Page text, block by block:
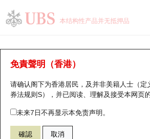
本结构性产品并无抵押品
免責聲明（香港）
请确认阁下为香港居民，及并非美籍人士（定
券法规则S），并已阅读、理解及接受本网页
未来7日不再显示本免责声明。
確認 取消
牛熊证分析仪
表现 街货统计 比较
68654 瑞银牛证 0981 中芯国际
瑞银认股证一览
新发行瑞银认股证
即将到期认股证
认股证到期结算价查找
街货统计
比较
牛熊全景快搜
牛熊证搜寻
牛熊证街货分布图
正股牛熊证列表
街货统计
比较
十大升幅/跌幅
十大认股证成交分布
十天股证占大市成交
资金流
正股分析仪
二十大活跃股份
恒指成份股
国指成份股
持股比重
显示所有持股比重
每月轮证大市专题
轮证专栏
讲座及教育短片
认股证投资者教育